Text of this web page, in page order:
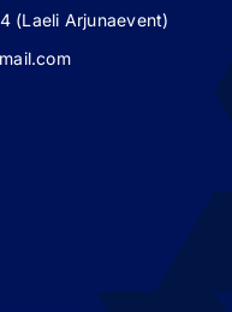
(Laeli Arjunaevent)